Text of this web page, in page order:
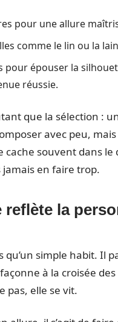
pour une allure
comme le lin ou la
pour épouser la
réussie.
que la sélection :
avec peu,
cache souvent dans
jamais en faire trop.
reflète la
qu’un simple habit. Il
à la croisée
pas, elle se vit.